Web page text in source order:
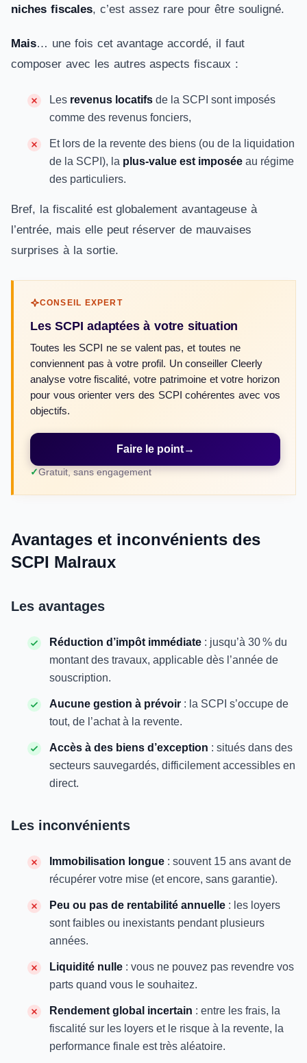
niches fiscales, c’est assez rare pour être souligné.
Mais… une fois cet avantage accordé, il faut
composer avec les autres aspects fiscaux :
Les revenus locatifs de la SCPI sont imposés
comme des revenus fonciers,
Et lors de la revente des biens (ou de la liquidation
de la SCPI), la plus-value est imposée au régime
des particuliers.
Bref, la fiscalité est globalement avantageuse à
l’entrée, mais elle peut réserver de mauvaises
surprises à la sortie.
CONSEIL EXPERT
Les SCPI adaptées à votre situation
Toutes les SCPI ne se valent pas, et toutes ne
conviennent pas à votre profil. Un conseiller Cleerly
analyse votre fiscalité, votre patrimoine et votre horizon
pour vous orienter vers des SCPI cohérentes avec vos
objectifs.
Faire le point→
Gratuit, sans engagement
Avantages et inconvénients des
SCPI Malraux
Les avantages
Réduction d’impôt immédiate : jusqu’à 30 % du
montant des travaux, applicable dès l’année de
souscription.
Aucune gestion à prévoir : la SCPI s’occupe de
tout, de l’achat à la revente.
Accès à des biens d’exception : situés dans des
secteurs sauvegardés, difficilement accessibles en
direct.
Les inconvénients
Immobilisation longue : souvent 15 ans avant de
récupérer votre mise (et encore, sans garantie).
Peu ou pas de rentabilité annuelle : les loyers
sont faibles ou inexistants pendant plusieurs
années.
Liquidité nulle : vous ne pouvez pas revendre vos
parts quand vous le souhaitez.
Rendement global incertain : entre les frais, la
fiscalité sur les loyers et le risque à la revente, la
performance finale est très aléatoire.